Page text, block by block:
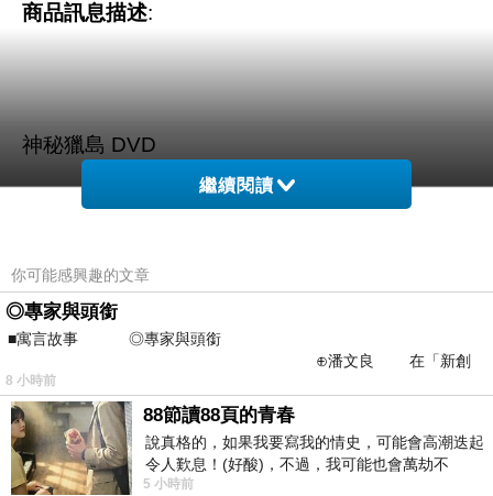
商品訊息描述:
神秘獵島 DVD
Uninhabited
繼續閱讀
你可能感興趣的文章
◎專家與頭銜
■寓言故事 ◎專家與頭銜
⊕潘文良 在「新創
之谷」裡——
8 小時前
88節讀88頁的青春
說真格的，如果我要寫我的情史，可能會高潮迭起
令人歎息！(好酸)，不過，我可能也會萬劫不
復...，每天跪鍵盤還是被判了花心的罪
5 小時前